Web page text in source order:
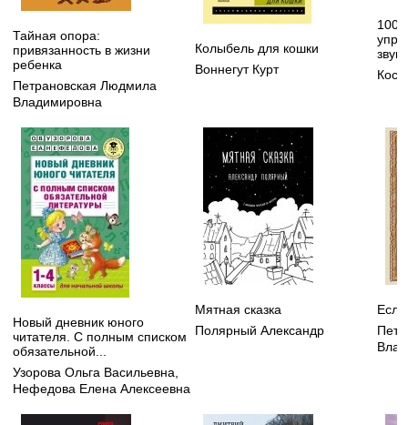
Тайная опора:
привязанность в жизни
ребенка
Петрановская Людмила
Владимировна
Колыбель для кошки
Воннегут Курт
100
Новый дневник юного
читателя. С полным списком
обязательной...
Узорова Ольга Васильевна
Нефедова Елена Алексеевна
Мятная сказка
Полярный Александр